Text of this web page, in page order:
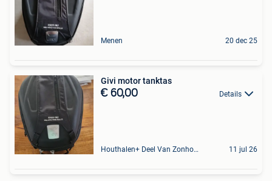
Menen 20 dec 25
Givi motor tanktas
€ 60,00 Details
Houthalen+ Deel Van Zonhoven En Zolder 11 jul 26